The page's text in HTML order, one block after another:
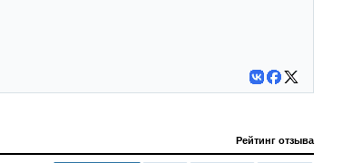
Рейтинг отзыва